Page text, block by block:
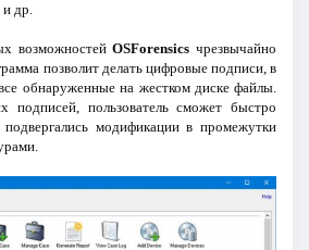
др.
возможностейOSForensics чрезвычайно
позволит делать цифровые подписи, в
обнаруженные на жестком диске файлы.
подписей, пользователь сможет быстро
подвергались модификации в промежутки